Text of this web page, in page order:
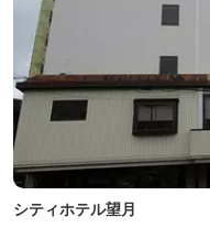
シティホテル望月